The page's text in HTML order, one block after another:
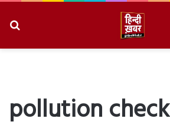
pollution check